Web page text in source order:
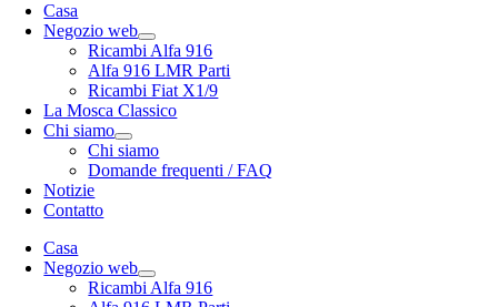
Casa
Negozio web
Ricambi Alfa 916
Alfa 916 LMR Parti
Ricambi Fiat X1/9
La Mosca Classico
Chi siamo
Chi siamo
Domande frequenti / FAQ
Notizie
Contatto
Casa
Negozio web
Ricambi Alfa 916